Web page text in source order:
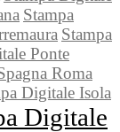
Stampa
Stampa
Ponte
Roma
Digitale Isola
Digitale